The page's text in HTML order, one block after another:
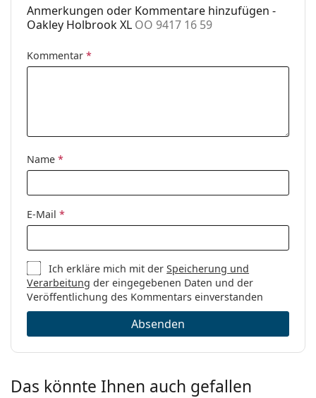
Anmerkungen oder Kommentare hinzufügen -
Oakley Holbrook XL OO 9417 16 59
Kommentar *
Name *
E-Mail *
Ich erkläre mich mit derSpeicherung und
Verarbeitung der eingegebenen Daten und der
Veröffentlichung des Kommentars einverstanden
Absenden
Das könnte Ihnen auch gefallen